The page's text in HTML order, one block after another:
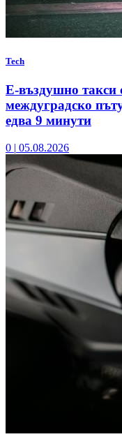
Tech
Е-въздушно такси
междуградско
едва 9 минути
0 | 05.08.2026